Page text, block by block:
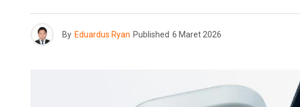
By Eduardus Ryan Published 6 Maret 2026